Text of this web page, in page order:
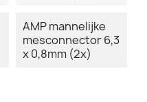
AMP mannelijke
mesconnector 6,3
x 0,8mm (2x)